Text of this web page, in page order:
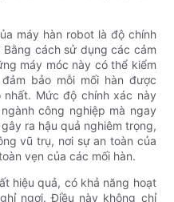
máy hàn robot là độ chính
cách sử dụng các cảm
máy móc này có thể kiểm
bảo mỗi mối hàn được
Mức độ chính xác này
công nghiệp mà ngay
ra hậu quả nghiêm trọng,
vũ trụ, nơi sự an toàn của
vẹn của các mối hàn.
hiệu quả, có khả năng hoạt
ngơi. Điều này không chỉ